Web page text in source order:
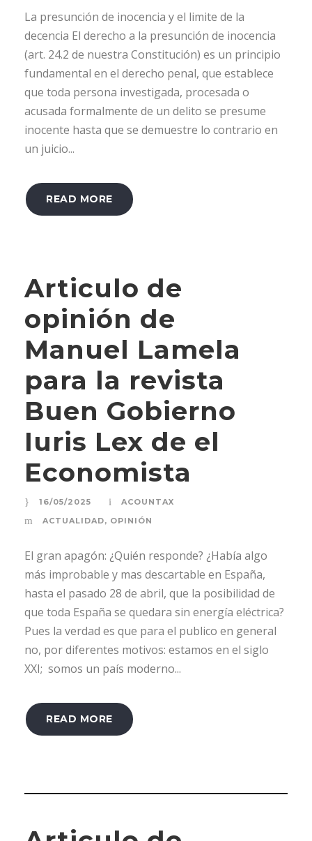
La presunción de inocencia y el limite de la
decencia El derecho a la presunción de inocencia
(art. 24.2 de nuestra Constitución) es un principio
fundamental en el derecho penal, que establece
que toda persona investigada, procesada o
acusada formalmente de un delito se presume
inocente hasta que se demuestre lo contrario en
un juicio...
READ MORE
Articulo de
opinión de
Manuel Lamela
para la revista
Buen Gobierno
Iuris Lex de el
Economista
16/05/2025
ACOUNTAX
ACTUALIDAD, OPINIÓN
El gran apagón: ¿Quién responde? ¿Había algo
más improbable y mas descartable en España,
hasta el pasado 28 de abril, que la posibilidad de
que toda España se quedara sin energía eléctrica?
Pues la verdad es que para el publico en general
no, por diferentes motivos: estamos en el siglo
XXI; somos un país moderno...
READ MORE